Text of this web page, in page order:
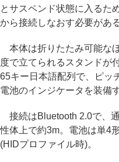
とサスペンド状態に入るた
から接続しなおす必要がある
本体は折りたたみ可能な
度で立てられるスタンドが
65キー日本語配列で、ピッ
電池のインジケータを装備す
接続はBluetooth 2.0で、
性体上で約3m。電池は単4
(HIDプロファイル時)。